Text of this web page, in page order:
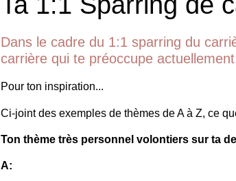
Dans le cadre du 1:1 sparring du
carrière qui te préoccupe
Pour ton inspiration...
Ci-joint des exemples de thèmes de A à Z, ce
Ton thème très personnel volontiers sur ta
A: